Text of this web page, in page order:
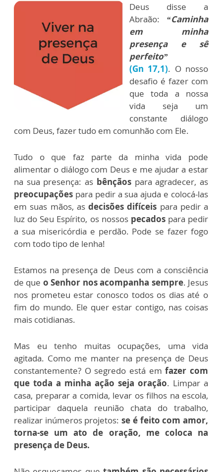
Deus disse a
Abraão: “Caminha
em minha
presença e sê
perfeito”
(Gn 17,1). O nosso
desafio é fazer com
que toda a nossa
vida seja um
constante diálogo
com Deus, fazer tudo em comunhão com Ele.
Tudo o que faz parte da minha vida pode
alimentar o diálogo com Deus e me ajudar a estar
na sua presença: as bênçãospara agradecer, as
preocupações para pedir a sua ajuda e colocá-las
em suas mãos, as decisões difíceis para pedir a
luz do Seu Espírito, os nossos pecadospara pedir
a sua misericórdia e perdão. Pode se fazer fogo
com todo tipo de lenha!
Estamos na presença de Deus com a consciência
de que o Senhor nos acompanha sempre. Jesus
nos prometeu estar conosco todos os dias até o
fim do mundo. Ele quer estar contigo, nas coisas
mais cotidianas.
Mas eu tenho muitas ocupações, uma vida
agitada. Como me manter na presença de Deus
constantemente? O segredo está emfazer com
que toda a minha ação seja oração. Limpar a
casa, preparar a comida, levar os filhos na escola,
participar daquela reunião chata do trabalho,
realizar inúmeros projetos: se é feito com amor,
torna-se um ato de oração, me coloca na
presença de Deus.